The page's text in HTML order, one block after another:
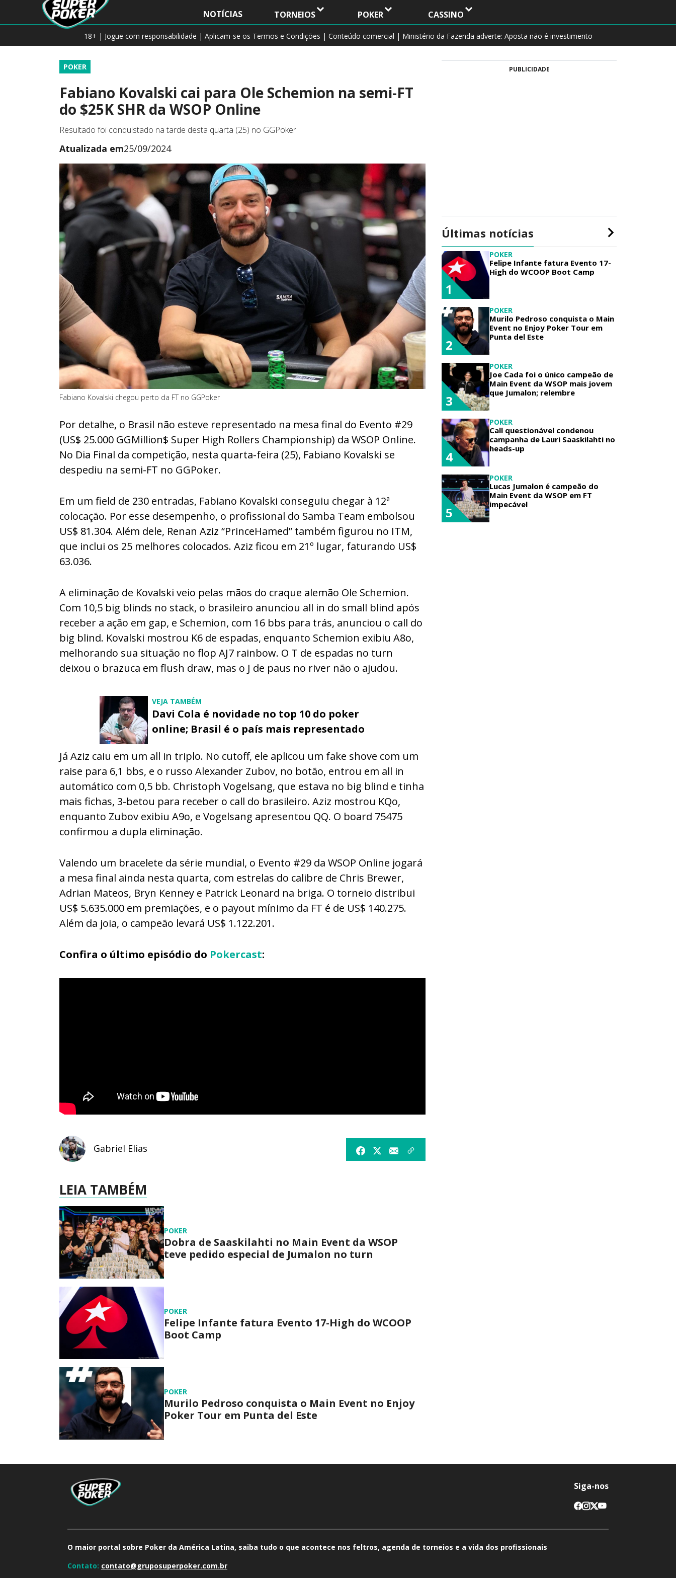
NOTÍCIAS TORNEIOS POKER CASSINO
18+ | Jogue com responsabilidade | Aplicam-se os Termos e Condições | Conteúdo comercial | Ministério da Fazenda adverte: Aposta não é investimento
POKER
Fabiano Kovalski cai para Ole Schemion na semi-FT
do $25K SHR da WSOP Online
Resultado foi conquistado na tarde desta quarta (25) no GGPoker
Atualizada em25/09/2024
Fabiano Kovalski chegou perto da FT no GGPoker
Por detalhe, o Brasil não esteve representado na mesa final do Evento #29
(US$ 25.000 GGMillion$ Super High Rollers Championship) da WSOP Online.
No Dia Final da competição, nesta quarta-feira (25), Fabiano Kovalski se
despediu na semi-FT no GGPoker.
Em um field de 230 entradas, Fabiano Kovalski conseguiu chegar à 12ª
colocação. Por esse desempenho, o profissional do Samba Team embolsou
US$ 81.304. Além dele, Renan Aziz “PrinceHamed” também figurou no ITM,
que inclui os 25 melhores colocados. Aziz ficou em 21º lugar, faturando US$
63.036.
A eliminação de Kovalski veio pelas mãos do craque alemão Ole Schemion.
Com 10,5 big blinds no stack, o brasileiro anunciou all in do small blind após
receber a ação em gap, e Schemion, com 16 bbs para trás, anunciou o call do
big blind. Kovalski mostrou K6 de espadas, enquanto Schemion exibiu A8o,
melhorando sua situação no flop AJ7 rainbow. O T de espadas no turn
deixou o brazuca em flush draw, mas o J de paus no river não o ajudou.
VEJA TAMBÉM
Davi Cola é novidade no top 10 do poker
online; Brasil é o país mais representado
Já Aziz caiu em um all in triplo. No cutoff, ele aplicou um fake shove com um
raise para 6,1 bbs, e o russo Alexander Zubov, no botão, entrou em all in
automático com 0,5 bb. Christoph Vogelsang, que estava no big blind e tinha
mais fichas, 3-betou para receber o call do brasileiro. Aziz mostrou KQo,
enquanto Zubov exibiu A9o, e Vogelsang apresentou QQ. O board 75475
confirmou a dupla eliminação.
Valendo um bracelete da série mundial, o Evento #29 da WSOP Online jogará
a mesa final ainda nesta quarta, com estrelas do calibre de Chris Brewer,
Adrian Mateos, Bryn Kenney e Patrick Leonard na briga. O torneio distribui
US$ 5.635.000 em premiações, e o payout mínimo da FT é de US$ 140.275.
Além da joia, o campeão levará US$ 1.122.201.
Confira o último episódio do Pokercast:
Gabriel Elias
LEIA TAMBÉM
POKER
Dobra de Saaskilahti no Main Event da WSOP
teve pedido especial de Jumalon no turn
POKER
Felipe Infante fatura Evento 17-High do WCOOP
Boot Camp
POKER
Murilo Pedroso conquista o Main Event no Enjoy
Poker Tour em Punta del Este
PUBLICIDADE
Últimas notícias
POKER
Felipe Infante fatura Evento 17-
High do WCOOP Boot Camp
1
POKER
Murilo Pedroso conquista o Main
Event no Enjoy Poker Tour em
Punta del Este
2
POKER
Joe Cada foi o único campeão de
Main Event da WSOP mais jovem
que Jumalon; relembre
3
POKER
Call questionável condenou
campanha de Lauri Saaskilahti no
heads-up
4
POKER
Lucas Jumalon é campeão do
Main Event da WSOP em FT
impecável
5
Siga-nos
O maior portal sobre Poker da América Latina, saiba tudo o que acontece nos feltros, agenda de torneios e a vida dos profissionais
Contato: contato@gruposuperpoker.com.br